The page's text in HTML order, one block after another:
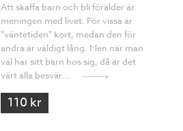
Att skaffa barn och bli förälder är
meningen med livet. För vissa är
"väntetiden" kort, medan den för
andra är väldigt lång. Men när man
väl har sitt barn hos sig, då är det
värt alla besvär...
110 kr